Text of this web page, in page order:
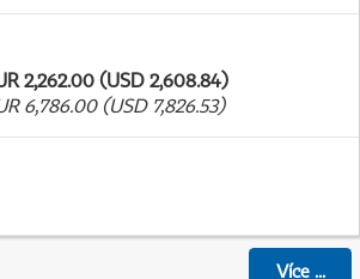
2,262.00 (USD 2,608.84)
6,786.00 (USD 7,826.53)
Více...